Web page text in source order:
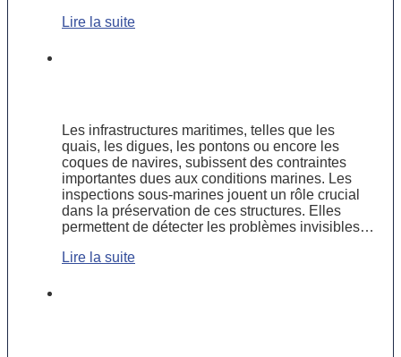
Lire la suite
Les infrastructures maritimes, telles que les
quais, les digues, les pontons ou encore les
coques de navires, subissent des contraintes
importantes dues aux conditions marines. Les
inspections sous-marines jouent un rôle crucial
dans la préservation de ces structures. Elles
permettent de détecter les problèmes invisibles…
Lire la suite